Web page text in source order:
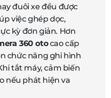
đuôi xe đều được
việc ghép dọc,
kỳ đơn giản. Hơn
360 otocao cấp
chức năng ghi hình
tắt máy, cảm biến
nếu phát hiện va